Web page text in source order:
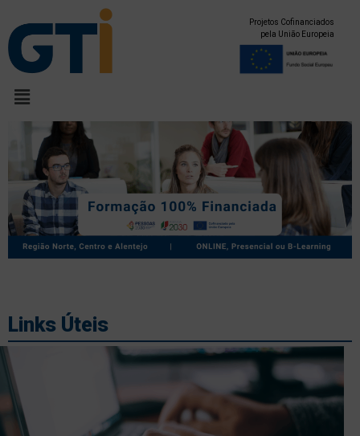
Projetos Cofinanciados
pela União Europeia
Links Úteis